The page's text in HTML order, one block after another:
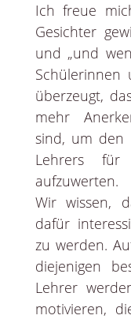
Ich freue
Gesichter
und „und
überzeugt,
mehr
sind, um den
Lehrers für
aufzuwerten.
Wir wissen,
dafür
zu werden.
diejenigen
Lehrer
motivieren,